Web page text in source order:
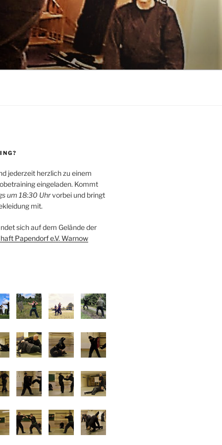
jederzeit herzlich zu einem
eingeladen. Kommt
um 18:30 Uhrvorbei und bringt
mit.
sich auf dem Gelände der
Papendorf e.V. Warnow